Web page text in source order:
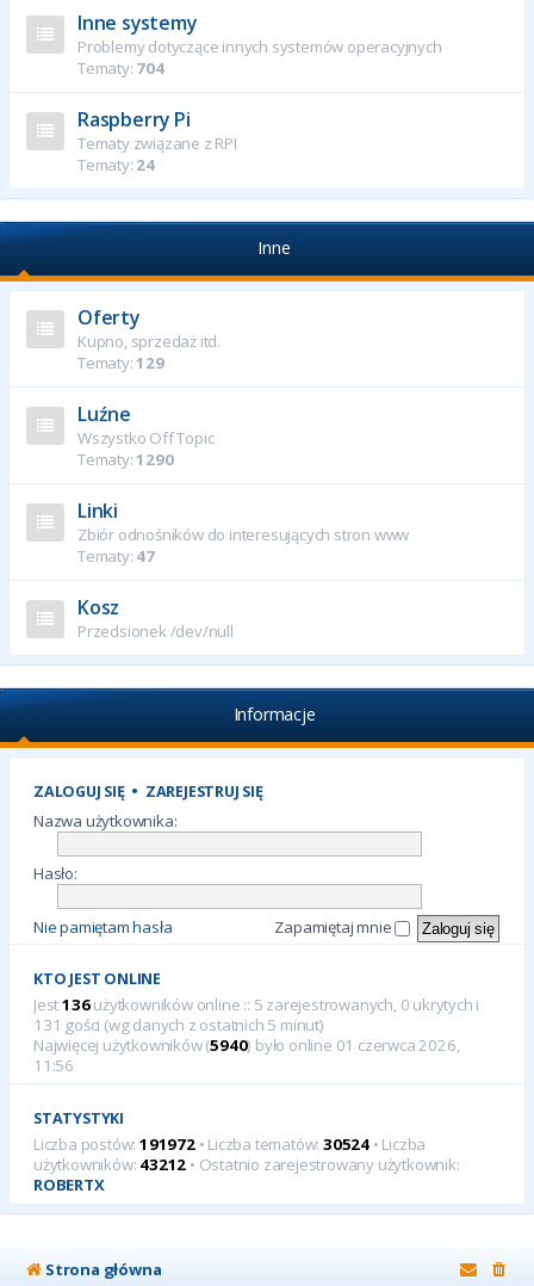
Inne systemy
Problemy dotyczące innych systemów operacyjnych
Tematy: 704
Raspberry Pi
Tematy związane z RPI
Tematy: 24
Inne
Oferty
Kupno, sprzedaż itd.
Tematy:129
Luźne
Wszystko Off Topic
Tematy:1290
Linki
Zbiór odnośników do interesujących stron www
Tematy: 47
Kosz
Przedsionek /dev/null
Informacje
ZALOGUJ SIĘ• ZAREJESTRUJ SIĘ
Nazwa użytkownika:
Hasło:
Nie pamiętam hasła Zapamiętaj mnie
KTO JEST ONLINE
Jest136użytkowników online :: 5 zarejestrowanych, 0 ukrytych i
131 gości (wg danych z ostatnich 5 minut)
Najwięcej użytkowników (5940) było online 01 czerwca 2026,
11:56
STATYSTYKI
Liczba postów: 191972• Liczba tematów:30524 • Liczba
użytkowników: 43212 • Ostatnio zarejestrowany użytkownik:
ROBERTX
Strona główna